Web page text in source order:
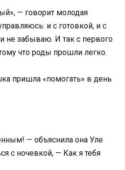
— говорит молодая
и с готовкой, и с
не забываю. И так с первого
что роды прошли легко.
пришла «помогать» в день
— объяснила она Уле
с ночевкой, — Как я тебя